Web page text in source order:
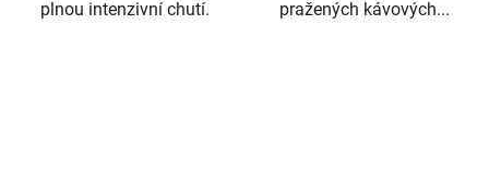
plnou intenzivní chutí.
pražených kávových...